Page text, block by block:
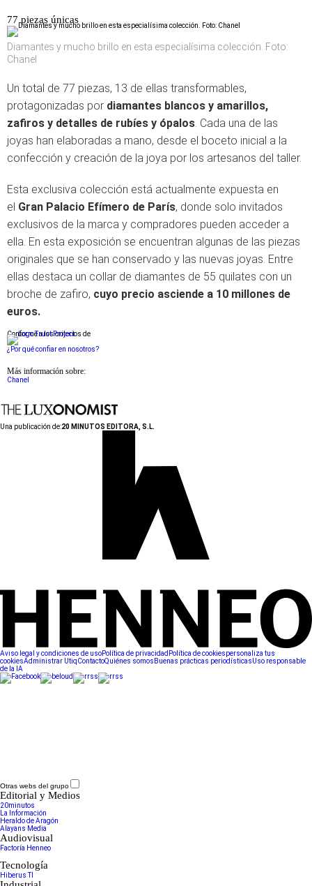
77 piezas únicas
Diamantes y mucho brillo en esta especialísima colección. Foto:
Chanel
Un total de 77 piezas, 13 de ellas transformables,
protagonizadas por diamantes blancos y amarillos,
zafiros y detalles de rubíes y ópalos. Cada una de las
joyas han elaboradas a mano, desde el boceto inicial a la
confección y creación de la joya por los artesanos del taller.
Esta exclusiva colección está actualmente expuesta en
el Gran Palacio Efímero de París, donde solo invitados
exclusivos de la marca y compradores pueden acceder a
ella. En esta exposición se encuentran algunas de las piezas
originales que se han conservado y las nuevas joyas. Entre
ellas destaca un collar de diamantes de 55 quilates con un
broche de zafiro, cuyo precio asciende a 10 millones de
euros.
Conforme a los criterios de
¿Por qué confiar en nosotros?
Más información sobre:
Chanel
Una publicación de:20 MINUTOS EDITORA, S.L.
Aviso legal y condiciones de usoPolítica de privacidad Política de cookiespersonaliza tus
cookiesAdministrar UtiqContactoQuiénes somos Buenas prácticas periodísticasUso responsable
de la IA
Otras webs del grupo
Editorial y Medios
20minutos
La Información
Heraldo de Aragón
Alayans Media
Audiovisual
Factoría Henneo
Tecnología
Hiberus TI